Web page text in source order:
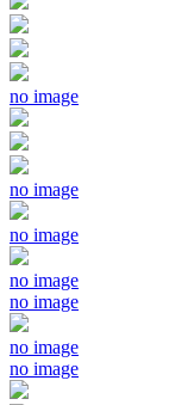
no image
no image
no image
no image
no image
no image
no image